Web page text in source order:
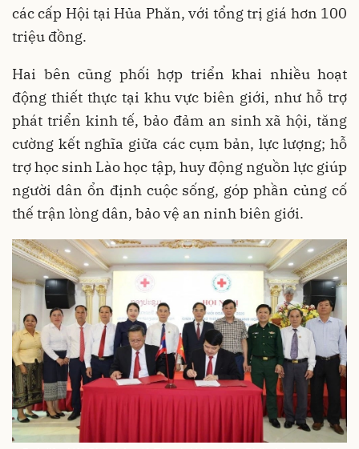
các cấp Hội tại Hủa Phăn, với tổng trị giá hơn 100
triệu đồng.
Hai bên cũng phối hợp triển khai nhiều hoạt
động thiết thực tại khu vực biên giới, như hỗ trợ
phát triển kinh tế, bảo đảm an sinh xã hội, tăng
cường kết nghĩa giữa các cụm bản, lực lượng; hỗ
trợ học sinh Lào học tập, huy động nguồn lực giúp
người dân ổn định cuộc sống, góp phần củng cố
thế trận lòng dân, bảo vệ an ninh biên giới.